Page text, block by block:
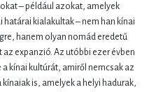
– például azokat, amelyek
kialakultak – nem han kínai
hanem olyan nomád eredetű
expanzió. Az utóbbi ezer évben
kínai kultúrát, amiről nemcsak az
is, amelyek a helyi hadurak,